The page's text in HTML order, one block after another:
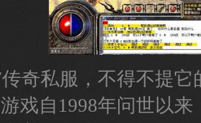
传奇私服，不得不提
戏自1998年问世以